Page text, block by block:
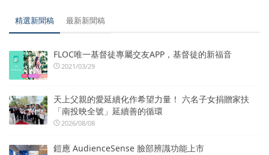
精選新聞稿 最新新聞稿
FLOC唯一基督徒專屬交友APP，基督徒的新福音
2021/03/29
天上父親的愛延續化作希望力量！ 六名子女捐贈家扶
「南投映全號」延續善的循環
2026/08/08
鎧應 AudienceSense 臉部辨識功能上市